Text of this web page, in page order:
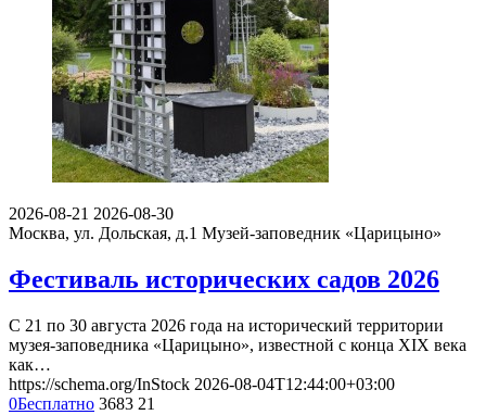
2026-08-21 2026-08-30
Москва, ул. Дольская, д.1 Музей-заповедник «Царицыно»
Фестиваль исторических садов 2026
С 21 по 30 августа 2026 года на исторический территории
музея-заповедника «Царицыно», известной с конца XIX века
как…
https://schema.org/InStock 2026-08-04T12:44:00+03:00
0Бесплатно 3683 21